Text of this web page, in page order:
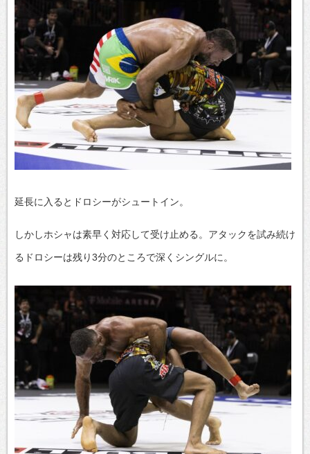
延長に入るとドロシーがシュートイン。
しかしホシャは素早く対応して受け止める。アタックを試み続け
るドロシーは残り3分のところで深くシングルに。